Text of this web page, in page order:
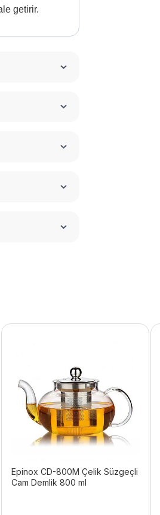
getirir.
Epinox CD-800M Çelik Süzgeçli
Cam Demlik 800 ml